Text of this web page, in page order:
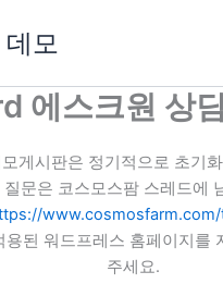
모
에스크원 상
게시판은 정기적으로 초기
질문은 코스모스팜 스레드에
용된 워드프레스 홈페이지를
주세요.